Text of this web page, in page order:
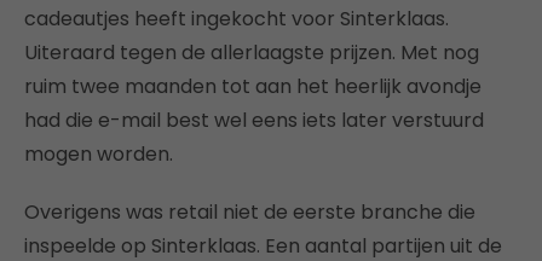
cadeautjes heeft ingekocht voor Sinterklaas.
Uiteraard tegen de allerlaagste prijzen. Met nog
ruim twee maanden tot aan het heerlijk avondje
had die e-mail best wel eens iets later verstuurd
mogen worden.
Overigens was retail niet de eerste branche die
inspeelde op Sinterklaas. Een aantal partijen uit de